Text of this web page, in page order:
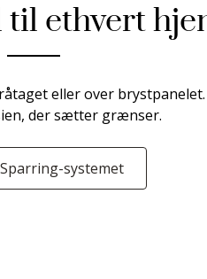
ethvert
eller over
der sætter grænser.
systemet